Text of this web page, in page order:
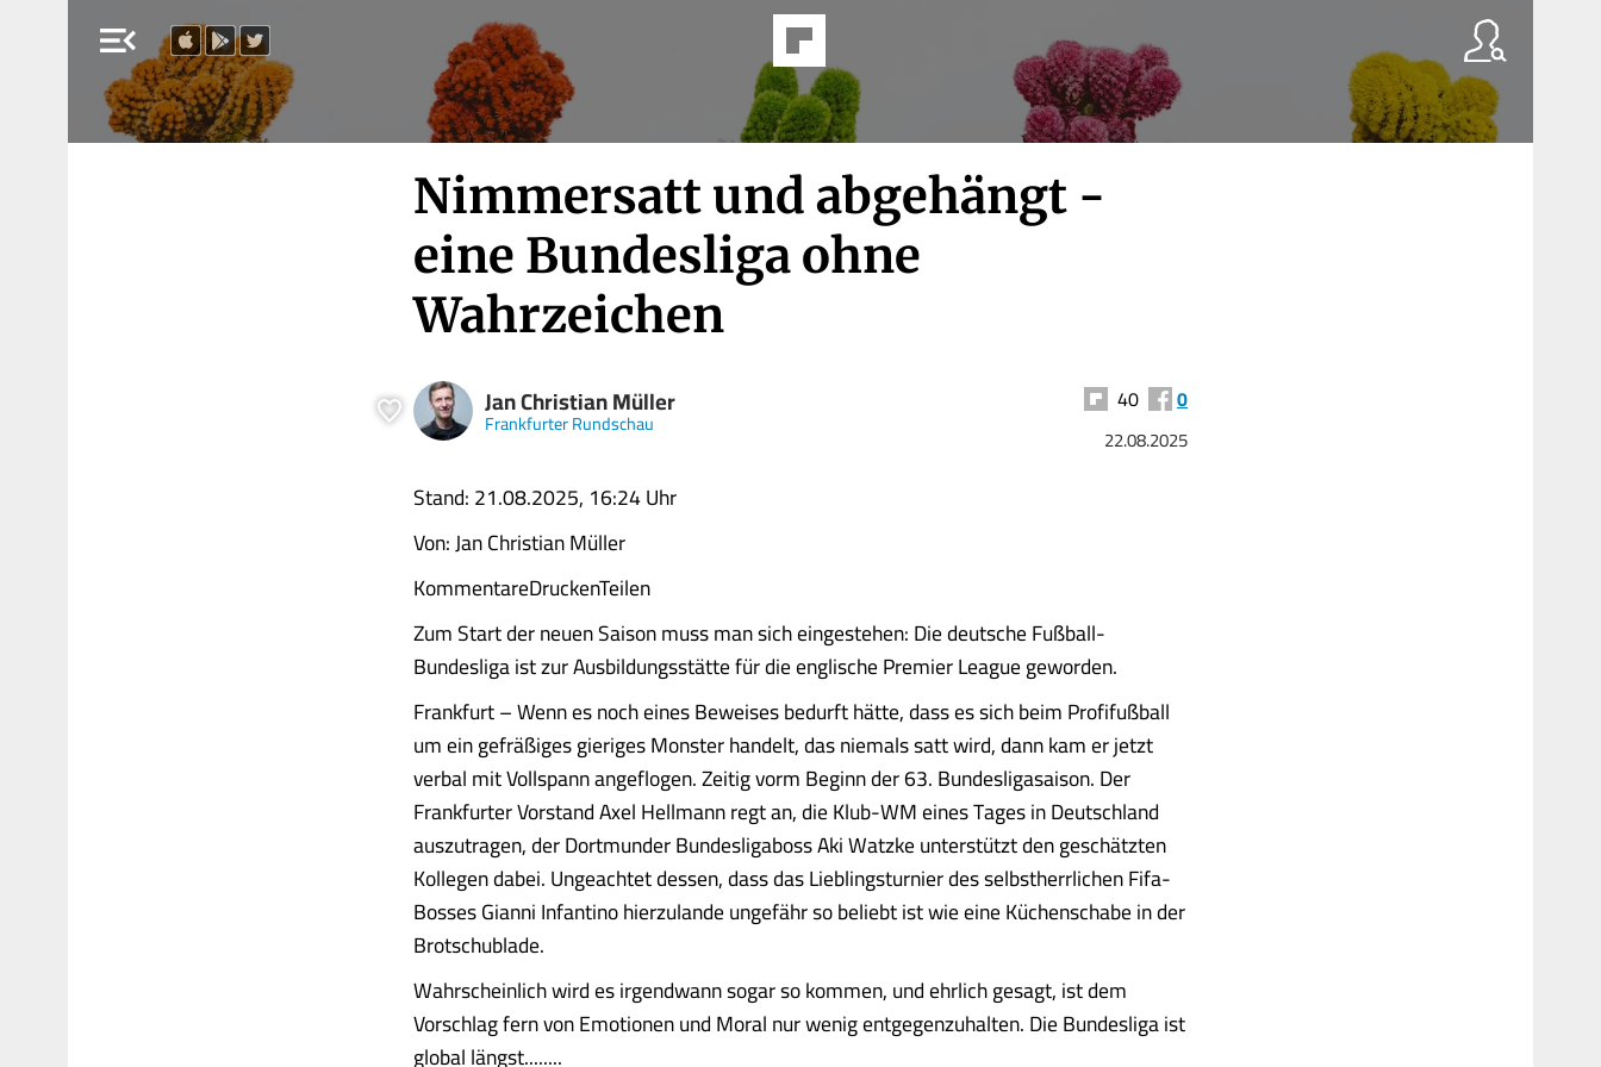
menu_open
Nimmersatt und abgehängt -
eine Bundesliga ohne
Wahrzeichen
Jan Christian Müller
Frankfurter Rundschau
40 0
22.08.2025
Stand: 21.08.2025, 16:24 Uhr
Von: Jan Christian Müller
KommentareDruckenTeilen
Zum Start der neuen Saison muss man sich eingestehen: Die deutsche Fußball-
Bundesliga ist zur Ausbildungsstätte für die englische Premier League geworden.
Frankfurt – Wenn es noch eines Beweises bedurft hätte, dass es sich beim Profifußball
um ein gefräßiges gieriges Monster handelt, das niemals satt wird, dann kam er jetzt
verbal mit Vollspann angeflogen. Zeitig vorm Beginn der 63. Bundesligasaison. Der
Frankfurter Vorstand Axel Hellmann regt an, die Klub-WM eines Tages in Deutschland
auszutragen, der Dortmunder Bundesligaboss Aki Watzke unterstützt den geschätzten
Kollegen dabei. Ungeachtet dessen, dass das Lieblingsturnier des selbstherrlichen Fifa-
Bosses Gianni Infantino hierzulande ungefähr so beliebt ist wie eine Küchenschabe in der
Brotschublade.
Wahrscheinlich wird es irgendwann sogar so kommen, und ehrlich gesagt, ist dem
Vorschlag fern von Emotionen und Moral nur wenig entgegenzuhalten. Die Bundesliga ist
global längst........